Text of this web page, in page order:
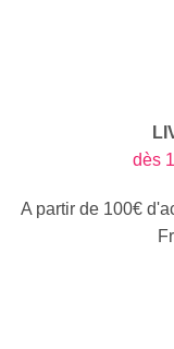
dès
A partir de 100€